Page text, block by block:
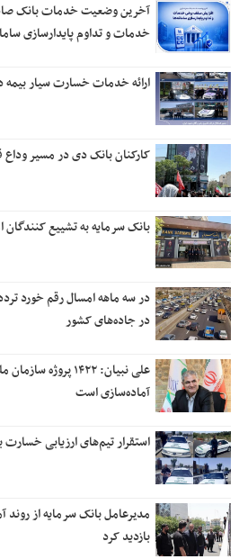
آخرین وضعیت خدمات بانک
خدمات و تداوم پایدارسازی
ارائه خدمات خسارت سیار بیمه
کارکنان بانک دی در مسیر
بانک سرمایه به تشییع
در جاده‌های کشور
علی نبیان: ۱۴۲۲
آماده‌سازی است
استقرار تیم‌های ارزیابی
مدیرعامل بانک سرمایه از
بازدید کرد